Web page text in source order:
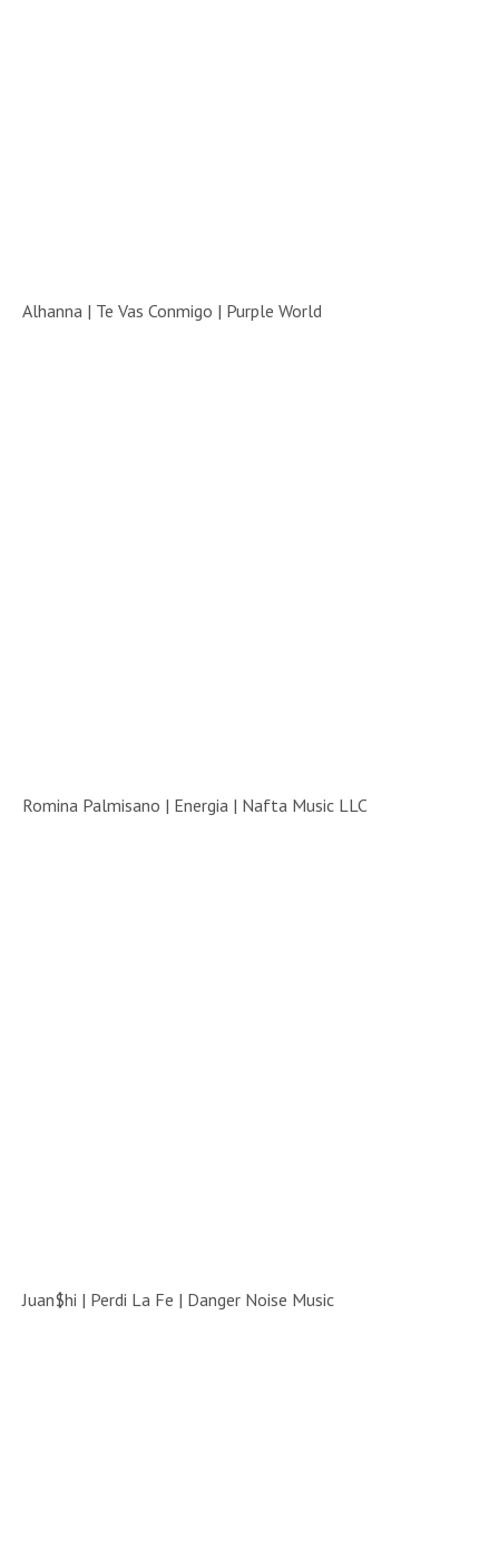
Alhanna | Te Vas Conmigo | Purple World
Romina Palmisano | Energia | Nafta Music LLC
Juan$hi | Perdi La Fe | Danger Noise Music